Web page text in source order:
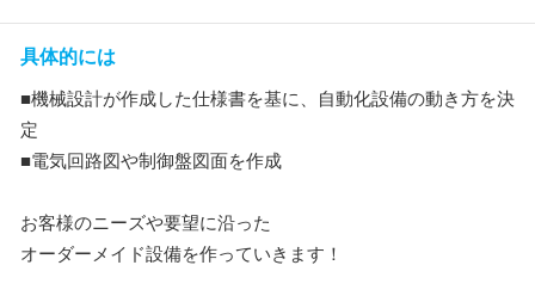
具体的には
■機械設計が作成した仕様書を基に、自動化設備の動き方を決
定
■電気回路図や制御盤図面を作成
お客様のニーズや要望に沿った
オーダーメイド設備を作っていきます！